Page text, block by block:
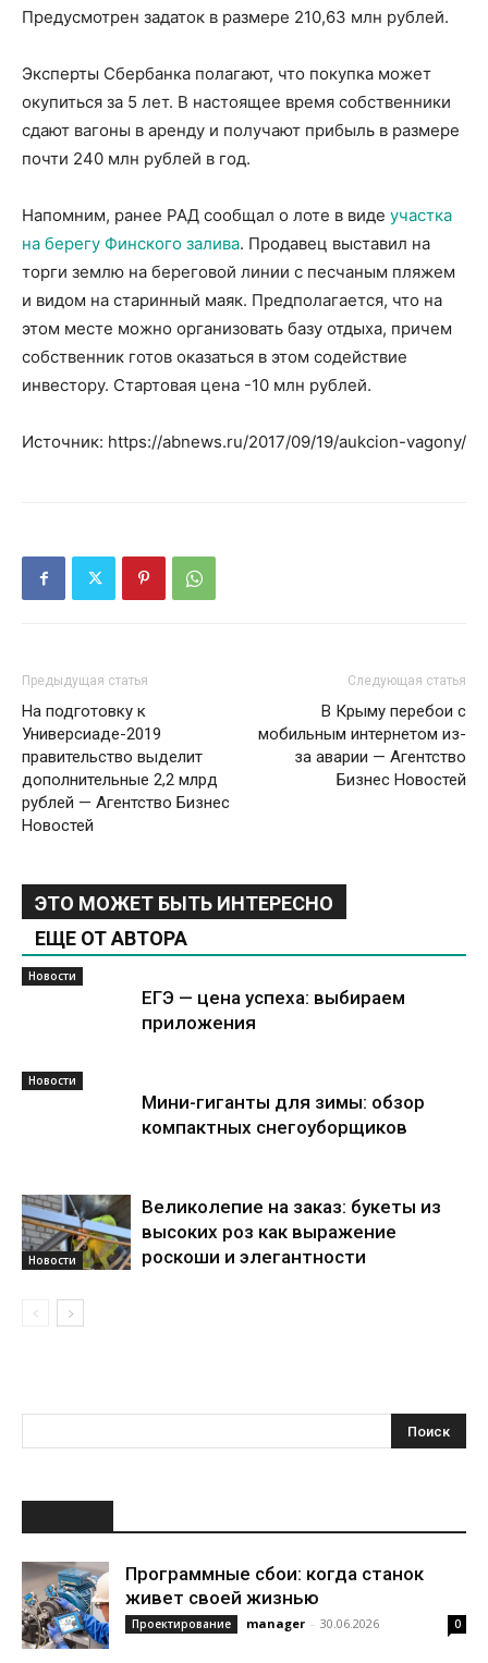
Предусмотрен задаток в размере 210,63 млн рублей.
Эксперты Сбербанка полагают, что покупка может
окупиться за 5 лет. В настоящее время собственники
сдают вагоны в аренду и получают прибыль в размере
почти 240 млн рублей в год.
Напомним, ранее РАД сообщал о лоте в виде участка
на берегу Финского залива. Продавец выставил на
торги землю на береговой линии с песчаным пляжем
и видом на старинный маяк. Предполагается, что на
этом месте можно организовать базу отдыха, причем
собственник готов оказаться в этом содействие
инвестору. Стартовая цена -10 млн рублей.
Источник: https://abnews.ru/2017/09/19/aukcion-vagony/
Предыдущая статья
На подготовку к
Универсиаде-2019
правительство выделит
дополнительные 2,2 млрд
рублей — Агентство Бизнес
Новостей
Следующая статья
В Крыму перебои с
мобильным интернетом из-
за аварии — Агентство
Бизнес Новостей
ЭТО МОЖЕТ БЫТЬ ИНТЕРЕСНО
ЕЩЕ ОТ АВТОРА
Новости
ЕГЭ — цена успеха: выбираем
приложения
Новости
Мини-гиганты для зимы: обзор
компактных снегоуборщиков
Новости
Великолепие на заказ: букеты из
высоких роз как выражение
роскоши и элегантности
Программные сбои: когда станок
живет своей жизнью
Проектирование manager - 30.06.2026 0